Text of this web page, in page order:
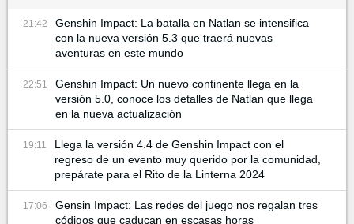
21:42
Genshin Impact: La batalla en Natlan se intensifica
con la nueva versión 5.3 que traerá nuevas
aventuras en este mundo
22:51
Genshin Impact: Un nuevo continente llega en la
versión 5.0, conoce los detalles de Natlan que llega
en la nueva actualización
19:11
Llega la versión 4.4 de Genshin Impact con el
regreso de un evento muy querido por la comunidad,
prepárate para el Rito de la Linterna 2024
17:06
Gensin Impact: Las redes del juego nos regalan tres
códigos que caducan en escasas horas